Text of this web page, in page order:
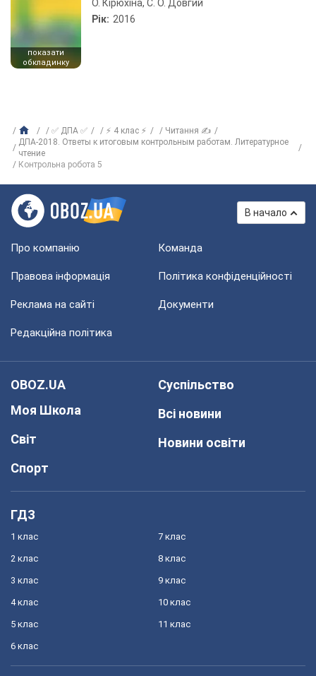
показати
обкладинку
О. Кірюхіна, С. О. Довгий
Рік: 2016
✅ ДПА ✅ ⚡ 4 клас ⚡
Читання ✍
ДПА-2018. Ответы к итоговым контрольным работам. Литературное
чтение
Контрольна робота 5
В начало
Про компанію Команда
Правова інформація Політика конфіденційності
Реклама на сайті Документи
Редакційна політика
OBOZ.UA
Моя Школа
Світ
Спорт
Суспільство
Всі новини
Новини освіти
ГДЗ
1 клас
2 клас
3 клас
4 клас
5 клас
6 клас
7 клас
8 клас
9 клас
10 клас
11 клас